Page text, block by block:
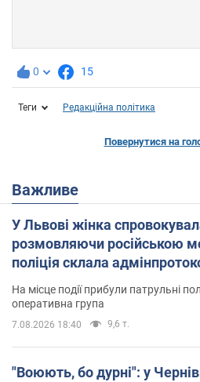
0 15
Теги Редакційна політика
Повернутися на
Важливе
У Львові жінка
розмовляючи російською
поліція склала
На місце події прибули патрульні
оперативна група
7.08.2026 18:40 9,6 т.
"Воюють, бо дурні": у